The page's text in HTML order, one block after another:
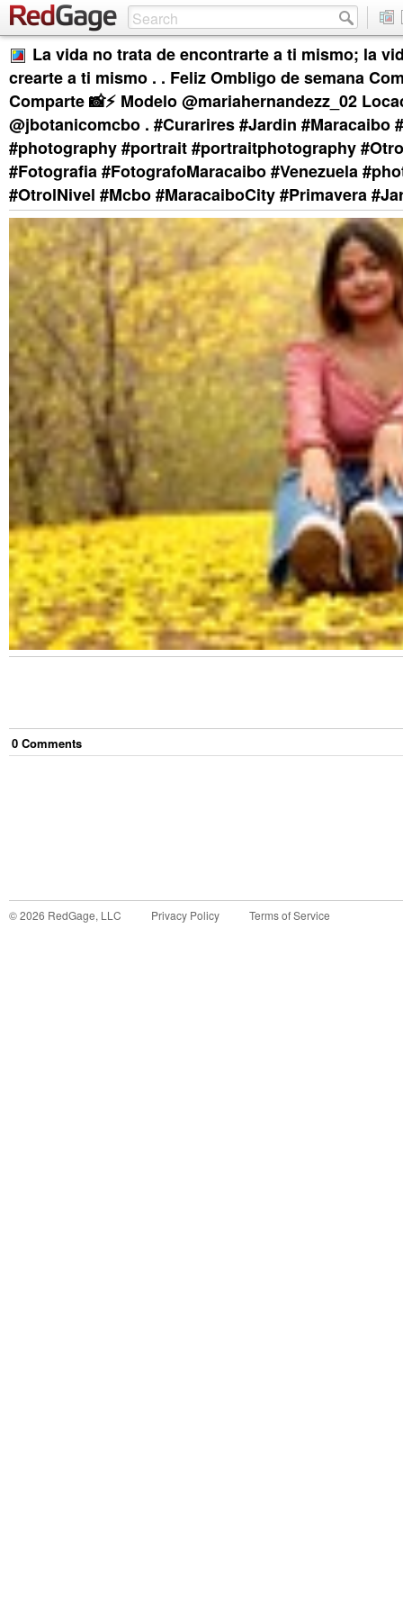
La vida no trata de encontrarte a ti mismo; la
crearte a ti mismo . . Feliz Ombligo de semana
Comparte 📸⚡ Modelo @mariahernandezz_02
@jbotanicomcbo . #Curarires #Jardin #Maracaibo
#photography #portrait #portraitphotography
#Fotografia #FotografoMaracaibo #Venezuela
#OtrolNivel #Mcbo #MaracaiboCity #Primavera
0 Comments
©2026 RedGage, LLC Privacy Policy Terms of Service